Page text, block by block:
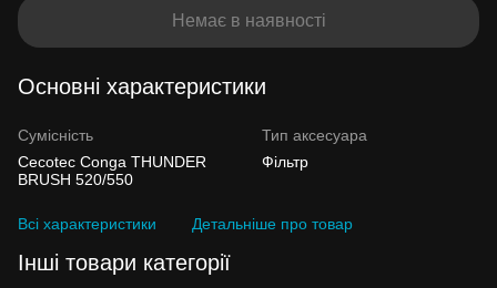
Немає в наявності
Основні характеристики
Сумісність
Cecotec Conga THUNDER
BRUSH 520/550
Тип аксесуара
Фільтр
Всі характеристики Детальніше про товар
Інші товари категорії